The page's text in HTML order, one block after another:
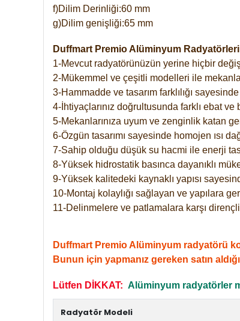
f)Dilim Derinliği:60 mm
g)Dilim genişliği:65 mm
Duffmart Premio Alüminyum
1-Mevcut radyatörünüzün yerine hiçbir
2-Mükemmel ve çeşitli modelleri ile
3-Hammadde ve tasarım farklılığı
4-İhtiyaçlarınız doğrultusunda farklı ebat
5-Mekanlarınıza uyum ve zenginlik katan
6-Özgün tasarımı sayesinde homojen ısı
7-Sahip olduğu düşük su hacmi ile enerji
8-Yüksek hidrostatik basınca dayanıklı
9-Yüksek kalitedeki kaynaklı yapısı
10-Montaj kolaylığı sağlayan ve yapılara
11-Delinmelere ve patlamalara karşı
Duffmart Premio Alüminyum radyatörü
Bunun için yapmanız gereken satın
Lütfen DİKKAT: Alüminyum radyatörler
Radyatör Modeli